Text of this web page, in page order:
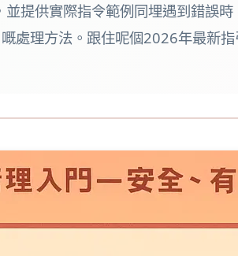
並提供實際指令範例同埋遇到錯
理方法。跟住呢個2026年最新指